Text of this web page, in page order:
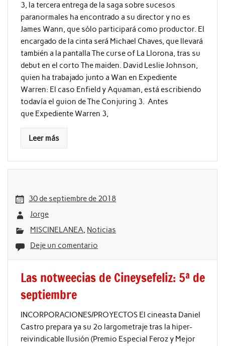
3, la tercera entrega de la saga sobre sucesos
paranormales ha encontrado a su director y no es
James Wann, que sólo participará como productor. El
encargado de la cinta será Michael Chaves, que llevará
también a la pantalla The curse of La Llorona, tras su
debut en el corto The maiden. David Leslie Johnson,
quien ha trabajado junto a Wan en Expediente
Warren: El caso Enfield y Aquaman, está escribiendo
todavía el guion de The Conjuring 3. Antes
que Expediente Warren 3,
Leer más
30 de septiembre de 2018
Jorge
MISCINELANEA, Noticias
Deje un comentario
Las notweecias de Cineysefeliz: 5ª de
septiembre
INCORPORACIONES/PROYECTOS El cineasta Daniel
Castro prepara ya su 2º largometraje tras la hiper-
reivindicable Ilusión (Premio Especial Feroz y Mejor